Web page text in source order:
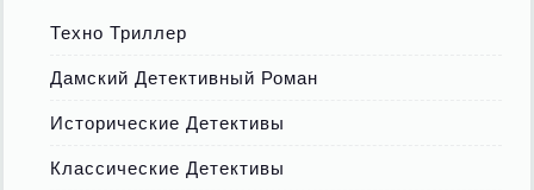
Техно Триллер
Дамский Детективный Роман
Исторические Детективы
Классические Детективы